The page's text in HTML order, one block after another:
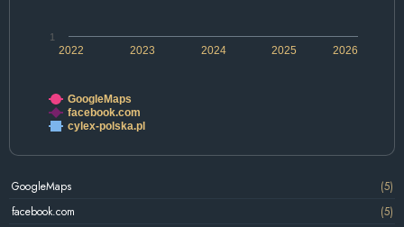
2022 2024 2026
2023 2025
1
GoogleMaps
facebook.com
cylex-polska.pl
GoogleMaps
(5)
facebook.com
(5)